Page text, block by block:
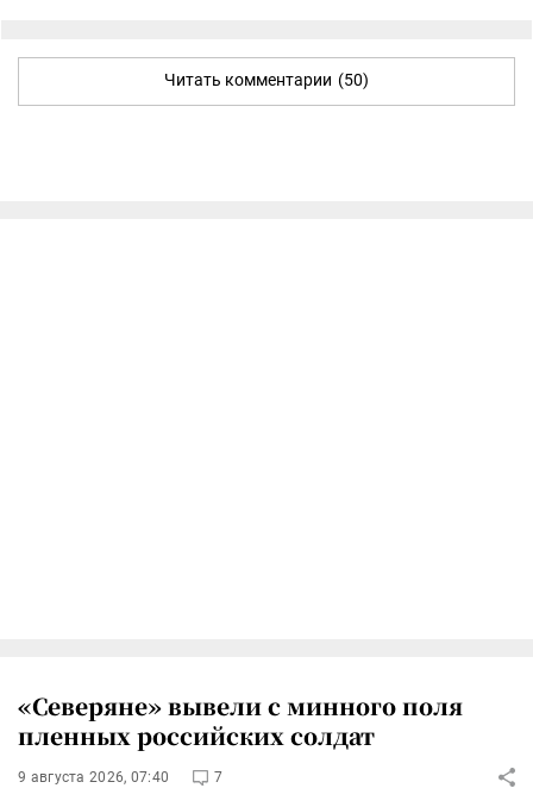
Читать комментарии (50)
«Северяне» вывели с минного поля
пленных российских солдат
9 августа 2026, 07:40 7